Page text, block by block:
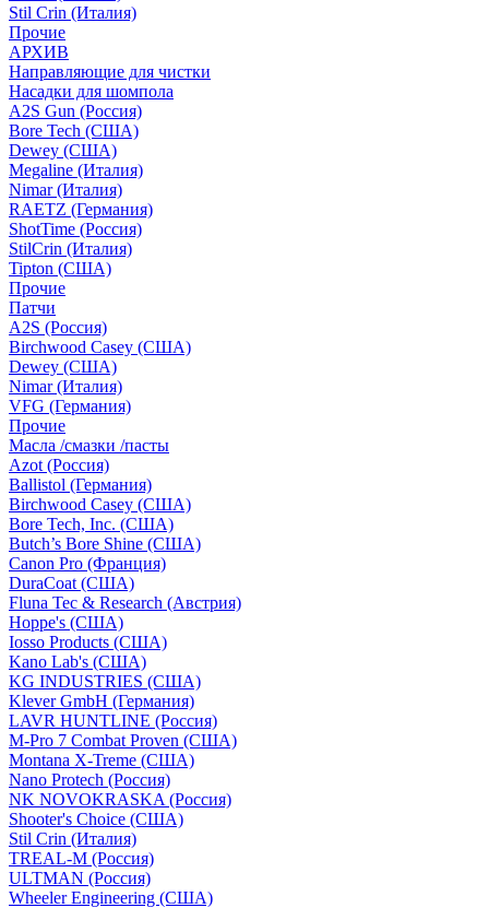
Stil Crin (Италия)
Прочие
АРХИВ
Направляющие для чистки
Насадки для шомпола
A2S Gun (Россия)
Bore Tech (США)
Dewey (США)
Megaline (Италия)
Nimar (Италия)
RAETZ (Германия)
ShotTime (Россия)
StilCrin (Италия)
Tipton (США)
Прочие
Патчи
A2S (Россия)
Birchwood Casey (США)
Dewey (США)
Nimar (Италия)
VFG (Германия)
Прочие
Масла /смазки /пасты
Azot (Россия)
Ballistol (Германия)
Birchwood Casey (США)
Bore Tech, Inc. (США)
Butch’s Bore Shine (СШA)
Canon Pro (Франция)
DuraCoat (США)
Fluna Tec & Research (Австрия)
Hoppe's (США)
Iosso Products (США)
Kano Lab's (США)
KG INDUSTRIES (США)
Klever GmbH (Германия)
LAVR HUNTLINE (Россия)
M-Pro 7 Combat Proven (СШA)
Montana X-Treme (США)
Nano Protech (Россия)
NK NOVOKRASKA (Россия)
Shooter's Choice (СШA)
Stil Crin (Италия)
TREAL-M (Россия)
ULTMAN (Россия)
Wheeler Engineering (СШA)